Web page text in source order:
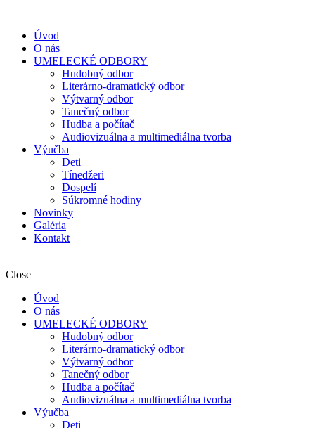
Úvod
O nás
UMELECKÉ ODBORY
Hudobný odbor
Literárno-dramatický odbor
Výtvarný odbor
Tanečný odbor
Hudba a počítač
Audiovizuálna a multimediálna tvorba
Výučba
Deti
Tínedžeri
Dospelí
Súkromné hodiny
Novinky
Galéria
Kontakt
Close
Úvod
O nás
UMELECKÉ ODBORY
Hudobný odbor
Literárno-dramatický odbor
Výtvarný odbor
Tanečný odbor
Hudba a počítač
Audiovizuálna a multimediálna tvorba
Výučba
Deti